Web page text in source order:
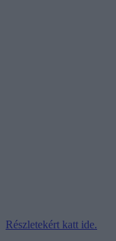
Részletekért katt ide.